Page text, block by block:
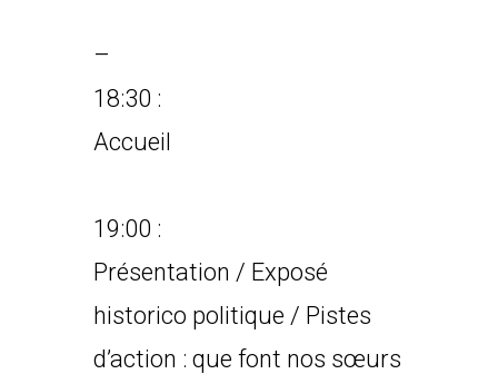
–
18:30 :
Accueil
19:00 :
Présentation / Exposé
historico politique / Pistes
d’action : que font nos sœurs